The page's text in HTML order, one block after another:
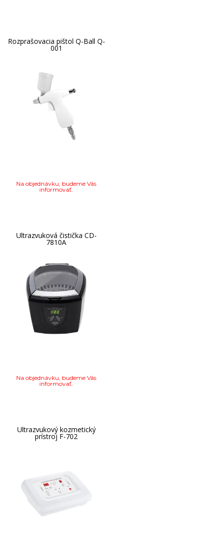
Rozprašovacia pištol Q-Ball Q-
001
Na objednávku, budeme Vás
informovať.
Ultrazvuková čistička CD-
7810A
Na objednávku, budeme Vás
informovať.
Ultrazvukový kozmetický
prístroj F-702